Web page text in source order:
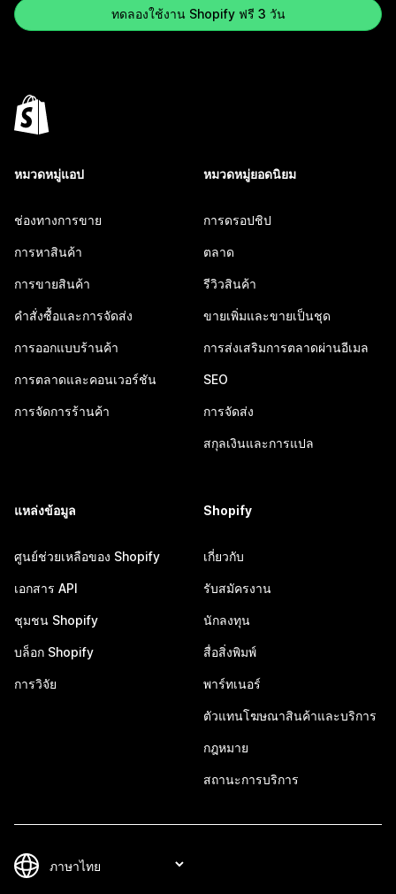
ทดลองใช้งาน Shopify ฟรี 3 วัน
หมวดหมู่แอป
ช่องทางการขาย
การหาสินค้า
การขายสินค้า
คำสั่งซื้อและการจัดส่ง
การออกแบบร้านค้า
การตลาดและคอนเวอร์ชัน
การจัดการร้านค้า
หมวดหมู่ยอดนิยม
การดรอปชิป
ตลาด
รีวิวสินค้า
ขายเพิ่มและขายเป็นชุด
การส่งเสริมการตลาดผ่านอีเมล
SEO
การจัดส่ง
สกุลเงินและการแปล
แหล่งข้อมูล
ศูนย์ช่วยเหลือของ Shopify
เอกสาร API
ชุมชน Shopify
บล็อก Shopify
การวิจัย
Shopify
เกี่ยวกับ
รับสมัครงาน
นักลงทุน
สื่อสิ่งพิมพ์
พาร์ทเนอร์
ตัวแทนโฆษณาสินค้าและบริการ
กฎหมาย
สถานะการบริการ